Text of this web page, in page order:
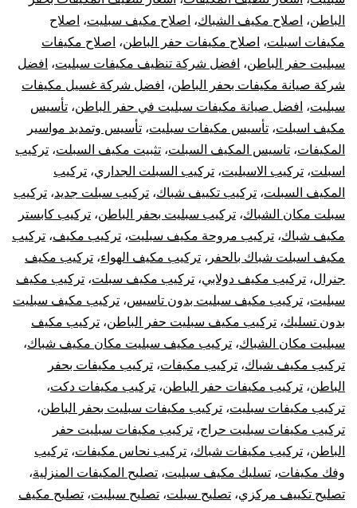
الباطن
سبليت
مركزي
دولابي
شباك
كونسيلد
الباطن، اصلاح مكيف الشباك، اصلاح مكيف سبليت، اصلاح
مكيفات اسبلت، اصلاح مكيفات حفر الباطن، اصلاح مكيفات
سبليت حفر الباطن، افضل شركة تنظيف مكيفات سبليت، افضل
شركة صيانة مكيفات بحفر الباطن، افضل شركة غسيل مكيفات
سبليت، افضل صيانة مكيفات سبليت في حفر الباطن، تأسيس
مكيف اسبلت، تأسيس مكيفات سبليت، تأسيس وتمديد مواسير
المكيفات، تاسيس المكيف السبلت، تثبيت مكيف السبلت، تركيب
اسبلت، تركيب الاسبليت، تركيب السبلت الجداري، تركيب
المكيف السبلت، تركيب تكييف شباك، تركيب سبلت جديد، تركيب
سبلت مكان الشباك، تركيب سبليت بحفر الباطن، تركيب كابستر
مكيف شباك، تركيب مروحة مكيف سبليت، تركيب مكيف، تركيب
مكيف اسبلت شباك بالحفر ، تركيب مكيف الهواء، تركيب مكيف
جنرال، تركيب مكيف دولابي، تركيب مكيف سبلت، تركيب مكيف
سبليت، تركيب مكيف سبليت بدون تاسيس، تركيب مكيف سبليت
بدون تسليك، تركيب مكيف سبليت حفر الباطن، تركيب مكيف
سبليت مكان الشباك، تركيب مكيف سبليت مكان مكيف شباك،
تركيب مكيف شباك، تركيب مكيفات، تركيب مكيفات بحفر
الباطن، تركيب مكيفات حفر الباطن، تركيب مكيفات دكت،
تركيب مكيفات سبليت، تركيب مكيفات سبليت بحفر الباطن،
تركيب مكيفات سبليت حراج، تركيب مكيفات سبليت حفر
الباطن، تركيب مكيفات شباك، تركيب نحاس مكيفات، تركيب
وفك مكيفات، تسليك مكيف سبليت، تصليح المكيفات المنزلية،
تصليح تكييف مركزي، تصليح سبلت، تصليح سبليت، تصليح مكيف